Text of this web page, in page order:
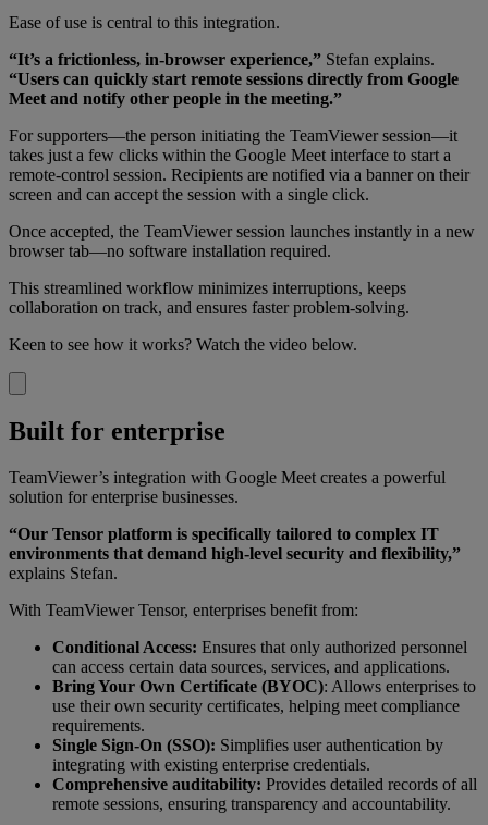
Ease of use is central to this integration.
“It’s a frictionless, in-browser experience,” Stefan explains.
“Users can quickly start remote sessions directly from Google
Meet and notify other people in the meeting.”
For supporters—the person initiating the TeamViewer session—it
takes just a few clicks within the Google Meet interface to start a
remote-control session. Recipients are notified via a banner on their
screen and can accept the session with a single click.
Once accepted, the TeamViewer session launches instantly in a new
browser tab—no software installation required.
This streamlined workflow minimizes interruptions, keeps
collaboration on track, and ensures faster problem-solving.
Keen to see how it works? Watch the video below.
Built for enterprise
TeamViewer’s integration with Google Meet creates a powerful
solution for enterprise businesses.
“Our Tensor platform is specifically tailored to complex IT
environments that demand high-level security and flexibility,”
explains Stefan.
With TeamViewer Tensor, enterprises benefit from:
Conditional Access: Ensures that only authorized personnel
can access certain data sources, services, and applications.
Bring Your Own Certificate (BYOC): Allows enterprises to
use their own security certificates, helping meet compliance
requirements.
Single Sign-On (SSO): Simplifies user authentication by
integrating with existing enterprise credentials.
Comprehensive auditability: Provides detailed records of all
remote sessions, ensuring transparency and accountability.